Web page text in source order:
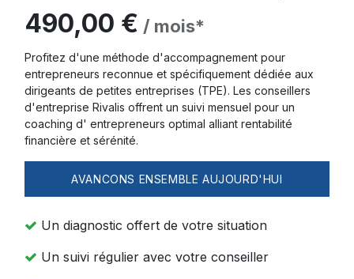
490,00 € / mois*
Profitez d'une méthode d'accompagnement pour
entrepreneurs reconnue et spécifiquement dédiée aux
dirigeants de petites entreprises (TPE). Les conseillers
d'entreprise Rivalis offrent un suivi mensuel pour un
coaching d' entrepreneurs optimal alliant rentabilité
financière et sérénité.
AVANCONS ENSEMBLE AUJOURD'HUI
Un diagnostic offert de votre situation
Un suivi régulier avec votre conseiller